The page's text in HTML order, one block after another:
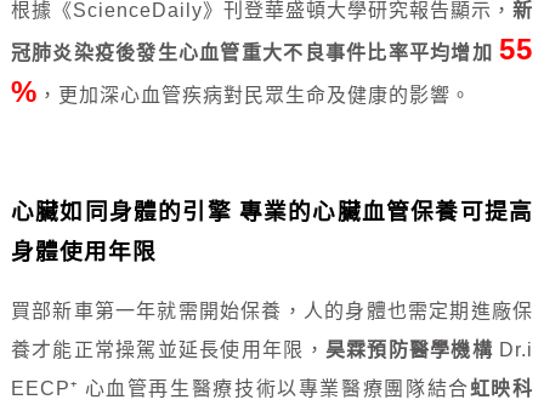
根據《ScienceDaily》刊登華盛頓大學研究報告顯示，新
冠肺炎染疫後發生心血管重大不良事件比率平均增加 55
% ，更加深心血管疾病對民眾生命及健康的影響。
心臟如同身體的引擎 專業的心臟血管保養可提高
身體使用年限
買部新車第一年就需開始保養，人的身體也需定期進廠保
養才能正常操駕並延長使用年限， 昊霖預防醫學機構Dr.i
EECP⁺ 心血管再生醫療技術以專業醫療團隊結合虹映科